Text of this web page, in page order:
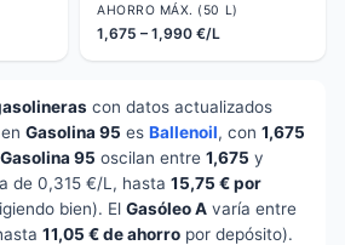
AHORRO MÁX. (50 L)
1,675 – 1,990 €/L
con datos actualizados
Gasolina 95 es Ballenoil, con 1,675
Gasolina 95 oscilan entre 1,675 y
de 0,315 €/L, hasta 15,75 € por
bien). El Gasóleo A varía entre
11,05 € de ahorro por depósito).